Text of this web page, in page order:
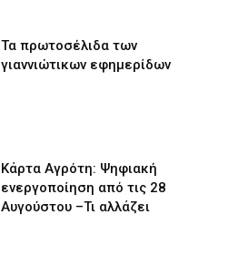
Τα πρωτοσέλιδα των
γιαννιώτικων εφημερίδων
Κάρτα Αγρότη: Ψηφιακή
ενεργοποίηση από τις 28
Αυγούστου –Τι αλλάζει